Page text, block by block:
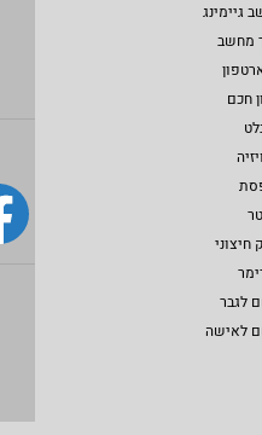
גיימינג
מחשב
חכם
חיצוני
לגבר
לאישה